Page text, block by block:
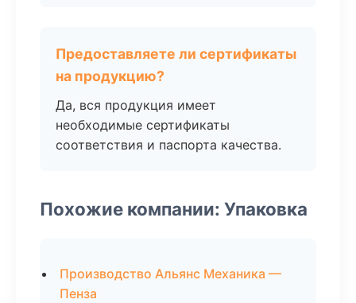
Предоставляете ли сертификаты
на продукцию?
Да, вся продукция имеет
необходимые сертификаты
соответствия и паспорта качества.
Похожие компании: Упаковка
Производство Альянс Механика —
Пенза